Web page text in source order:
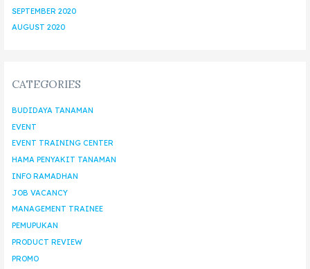
SEPTEMBER 2020
AUGUST 2020
CATEGORIES
BUDIDAYA TANAMAN
EVENT
EVENT TRAINING CENTER
HAMA PENYAKIT TANAMAN
INFO RAMADHAN
JOB VACANCY
MANAGEMENT TRAINEE
PEMUPUKAN
PRODUCT REVIEW
PROMO